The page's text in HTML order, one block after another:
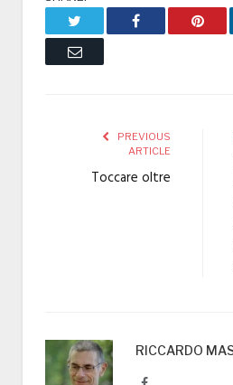
Facebook
Email
PREVIOUS
ARTICLE
Toccare oltre
RICCARDO
Facebook